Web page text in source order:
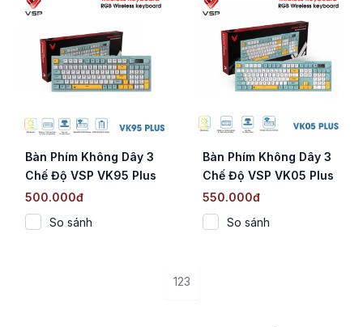
Bàn Phím Không Dây 3
Chế Độ VSP VK95 Plus
(Membrane / 95 Phím /
Màn hình OLED / RGB)
500.000đ
So sánh
Bàn Phím Không Dây 3
Chế Độ VSP VK05 Plus
(Membrane / Full-size
105 Phím / Màn hình
OLED / RGB)
550.000đ
So sánh
123